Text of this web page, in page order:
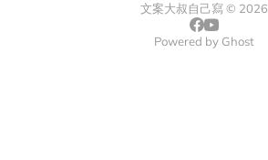
文案大叔自己寫 © 2026
Powered by Ghost